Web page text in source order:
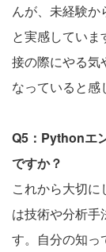
んが、未経験か
と実感してい
接の際にやる気
なっていると感
Q5：Pythonエ
ですか？
これから大切
は技術や分析手
す。自分の知っ